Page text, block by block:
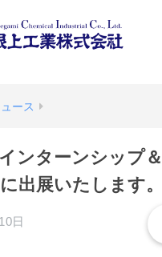
ース
ンターンシップ
出展いたします。
日